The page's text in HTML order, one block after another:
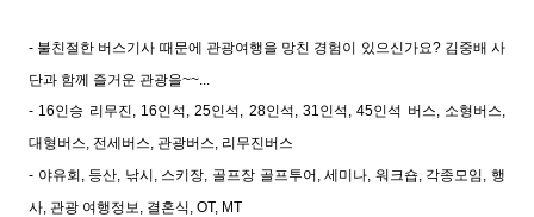
- 불친절한 버스기사 때문에 관광여행을 망친 경험이 있으신가요? 김중배 사
단과 함께 즐거운 관광을~~...
- 16인승 리무진, 16인석, 25인석, 28인석, 31인석, 45인석 버스, 소형버스,
대형버스, 전세버스, 관광버스, 리무진버스
- 야유회, 등산, 낚시, 스키장, 골프장 골프투어, 세미나, 워크숍, 각종모임, 행
사, 관광 여행정보, 결혼식, OT, MT